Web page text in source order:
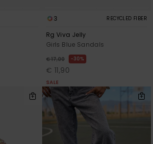
3 RECYCLED FIBER
Rg Viva Jelly
Girls Blue Sandals
€ 17,00 30%
€ 11,90
SALE